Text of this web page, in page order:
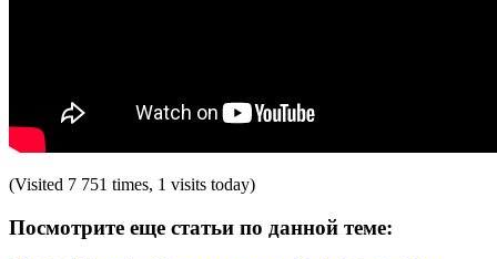
(Visited 7 751 times, 1 visits today)
Посмотрите еще статьи по данной теме: